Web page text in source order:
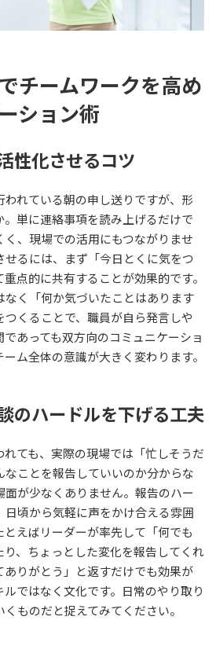
チームワークを高め
ション術
性化させるコツ
われている朝の申し送りですが、形
単に連絡事項を読み上げるだけで
く、現場での活用にもつながりませ
せるには、まず「今日とくに気をつ
点的に共有することが効果的です。
なく「何か気づいたことはあります
くることで、職員が自ら発言しや
あっても双方向のコミュニケーショ
ム全体の意識が大きく変わります。
のハードルを下げる工夫
れても、実際の現場では「忙しそうだ
なことを報告していいのか分からな
面が少なくありません。報告のハー
日頃から気軽に声をかけ合える雰囲
えばリーダーが率先して「何でも
、ちょっとした変化を報告してくれ
ありがとう」と返すだけでも効果が
ではなく文化です。日常のやり取り
ものだと捉えてみてください。